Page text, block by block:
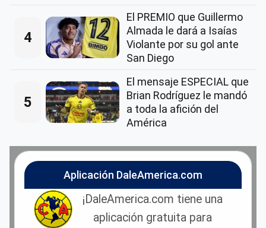
4
El PREMIO que Guillermo
Almada le dará a Isaías
Violante por su gol ante
San Diego
5
El mensaje ESPECIAL que
Brian Rodríguez le mandó
a toda la afición del
América
Aplicación DaleAmerica.com
¡DaleAmerica.com tiene una
aplicación gratuita para